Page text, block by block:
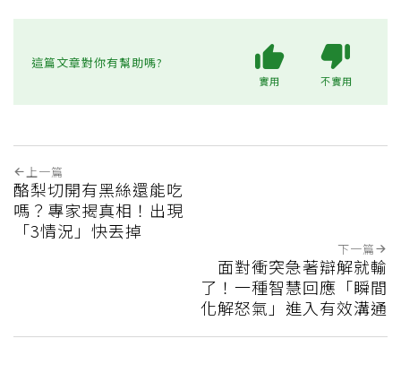
這篇文章對你有幫助嗎?
實用 不實用
上一篇
酪梨切開有黑絲還能吃
嗎？專家揭真相！出現
「3情況」快丟掉
下一篇
面對衝突急著辯解就輸
了！一種智慧回應「瞬間
化解怒氣」進入有效溝通